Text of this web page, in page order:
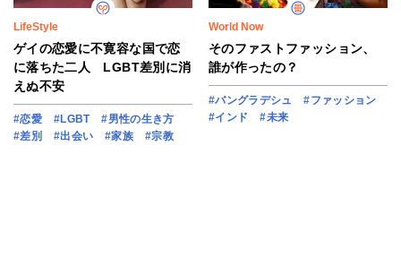
LifeStyle
ゲイの恋愛に不寛容な国で恋
に落ちた二人 LGBT差別に消
えぬ不安
#恋愛 #LGBT
#男性の生き方
#差別
#出会い #家族 #宗教
World Now
そのファストファッション、
誰が作ったの？
#バングラデシュ
#ファッション
#インド
#未来